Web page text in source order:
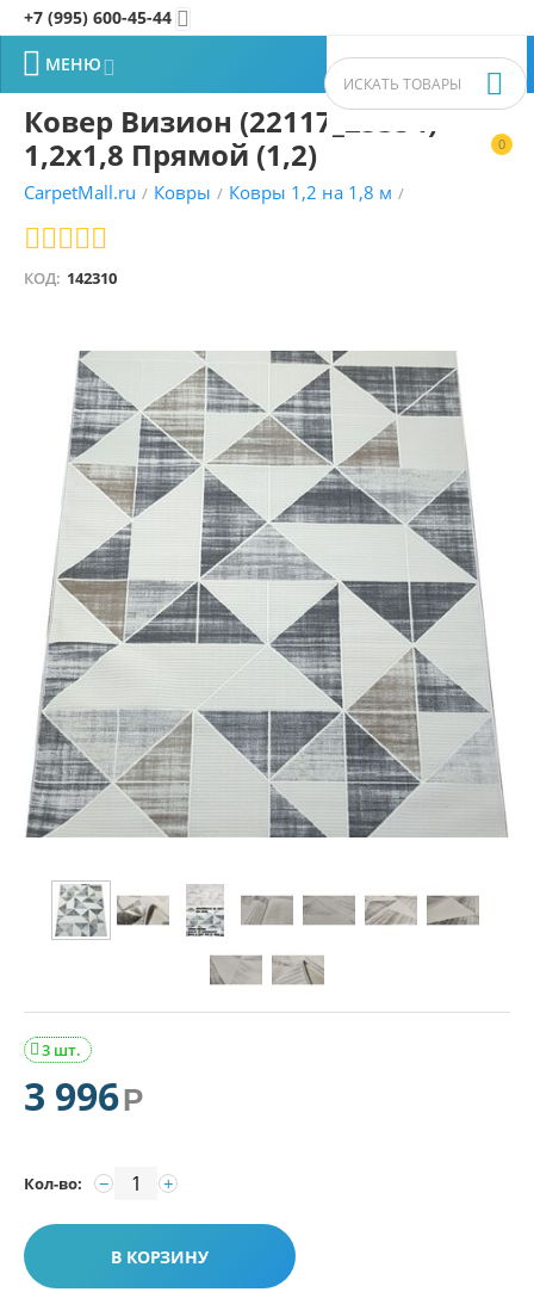
+7 (995) 600-45-44 
0


 МЕНЮ
Ковер Визион (22117_25354)
1,2х1,8 Прямой (1,2)
CarpetMall.ru / Ковры / Ковры 1,2 на 1,8 м /
серый ковры
КОД: 142310
3 шт.

3 996Р
Кол-во: +
−
В КОРЗИНУ